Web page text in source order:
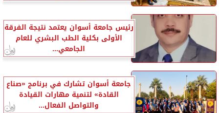
رئيس جامعة أسوان يعتمد نتيجة الفرقة
الأولى بكلية الطب البشري للعام
الجامعي...
جامعة أسوان تشارك في برنامج «صناع
القادة» لتنمية مهارات القيادة
والتواصل الفعال...